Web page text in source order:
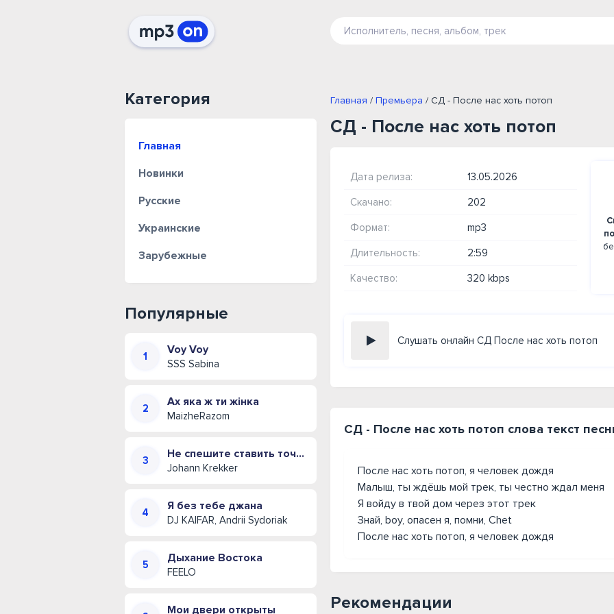
Категория
Главная
Новинки
Русские
Украинские
Зарубежные
Популярные
Voy Voy
SSS Sabina
Ах яка ж ти жінка
MaizheRazom
Не спешите ставить точку (Иван Креккер)
Johann Krekker
Я без тебе джана
DJ KAIFAR, Andrii Sydoriak
Дыхание Востока
FEELO
Мои двери открыты
Главная / Премьера / СД - После нас хоть потоп
СД - После нас хоть потоп
Дата релиза: 13.05.2026
Скачано: 202
Формат: mp3
Длительность: 2:59
Качество: 320 kbps
Слушать онлайн СД После нас хоть потоп
СД - После нас хоть потоп слова текст
После нас хоть потоп, я человек дождя
Малыш, ты ждёшь мой трек, ты честно ждал меня
Я войду в твой дом через этот трек
Знай, boy, опасен я, помни, Chet
После нас хоть потоп, я человек дождя
Рекомендации